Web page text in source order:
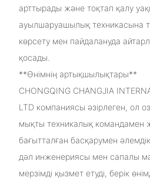
арттырады және тоқтап қалу
ауылшаруашылық техникасына
көрсету мен пайдалануда
қосады.
**Өнімнің артықшылықтары**
CHONGQING CHANGJIA
LTD компаниясы әзірлеген, ол
мықты техникалық командамен
бағытталған басқарумен
дәл инженериясы мен сапалы
мерзімді қызмет етуді, берік